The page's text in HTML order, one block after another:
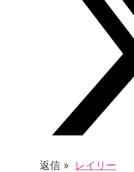
返信 » レイリー